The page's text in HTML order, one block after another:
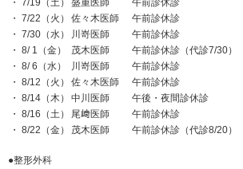
・ 7/19（土）
盛重医師
午前診休診
・ 7/22（火）
佐々木医師
午前診休診
・ 7/30（水）
川嵜医師
午前診休診
・ 8/ 1（金）
茂木医師
午前診休診（代診7/30）
・ 8/ 6（水）
川嵜医師
午前診休診
・ 8/12（火）
佐々木医師
午前診休診
・ 8/14（木）
中川医師
午後・夜間診休診
・ 8/16（土）
尾﨑医師
午前診休診
・ 8/22（金）
茂木医師 午前診休診（代診8/20）
●整形外科